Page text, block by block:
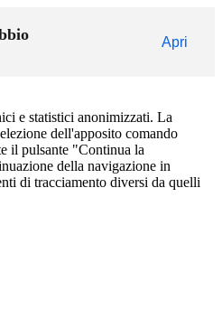
Apri
e statistici anonimizzati. La
dell'apposito comando
il pulsante "Continua la
della navigazione in
di tracciamento diversi da quelli